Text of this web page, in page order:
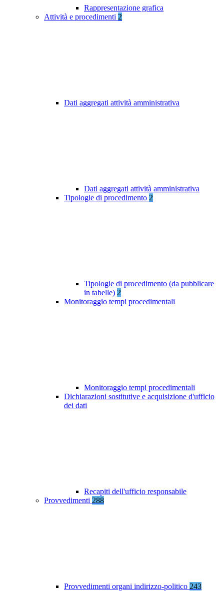
Rappresentazione grafica
Attività e procedimenti 2
Dati aggregati attività amministrativa
Dati aggregati attività amministrativa
Tipologie di procedimento 2
Tipologie di procedimento (da pubblicare
in tabelle) 2
Monitoraggio tempi procedimentali
Monitoraggio tempi procedimentali
Dichiarazioni sostitutive e acquisizione d'ufficio
dei dati
Recapiti dell'ufficio responsabile
Provvedimenti 288
Provvedimenti organi indirizzo-politico 243